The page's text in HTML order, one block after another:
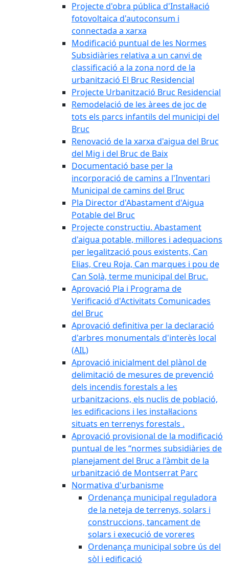
Projecte d'obra pública d'Instal·lació
fotovoltaica d'autoconsum i
connectada a xarxa
Modificació puntual de les Normes
Subsidiàries relativa a un canvi de
classificació a la zona nord de la
urbanització El Bruc Residencial
Projecte Urbanització Bruc Residencial
Remodelació de les àrees de joc de
tots els parcs infantils del municipi del
Bruc
Renovació de la xarxa d'aigua del Bruc
del Mig i del Bruc de Baix
Documentació base per la
incorporació de camins a l'Inventari
Municipal de camins del Bruc
Pla Director d'Abastament d'Aigua
Potable del Bruc
Projecte constructiu. Abastament
d'aigua potable, millores i adequacions
per legalització pous existents, Can
Elias, Creu Roja, Can marques i pou de
Can Solà, terme municipal del Bruc.
Aprovació Pla i Programa de
Verificació d'Activitats Comunicades
del Bruc
Aprovació definitiva per la declaració
d'arbres monumentals d'interès local
(AIL)
Aprovació inicialment del plànol de
delimitació de mesures de prevenció
dels incendis forestals a les
urbanitzacions, els nuclis de població,
les edificacions i les instal·lacions
situats en terrenys forestals .
Aprovació provisional de la modificació
puntual de les “normes subsidiàries de
planejament del Bruc a l'àmbit de la
urbanització de Montserrat Parc
Normativa d'urbanisme
Ordenança municipal reguladora
de la neteja de terrenys, solars i
construccions, tancament de
solars i execució de voreres
Ordenança municipal sobre ús del
sòl i edificació